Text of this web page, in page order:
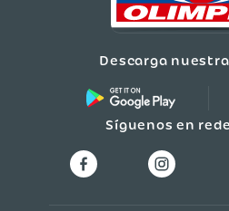
Descarga
Síguenos en